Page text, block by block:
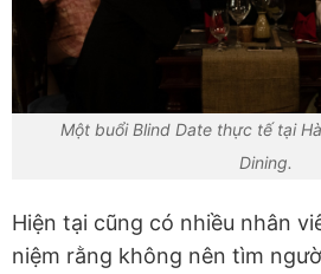
Một buổi Blind Date thực tế tại
Dining.
Hiện tại cũng có nhiều nhân
niệm rằng không nên tìm